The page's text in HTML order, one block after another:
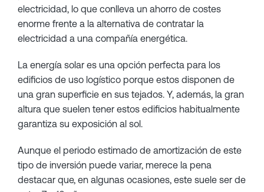
electricidad, lo que conlleva un ahorro de costes
enorme frente a la alternativa de contratar la
electricidad a una compañía energética.
La energía solar es una opción perfecta para los
edificios de uso logístico porque estos disponen de
una gran superficie en sus tejados. Y, además, la gran
altura que suelen tener estos edificios habitualmente
garantiza su exposición al sol.
Aunque el periodo estimado de amortización de este
tipo de inversión puede variar, merece la pena
destacar que, en algunas ocasiones, este suele ser de